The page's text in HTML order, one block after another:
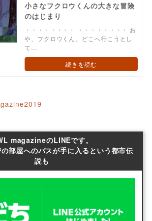
小さなフクロウくんの大きな冒険
のはじまり
・・・・・・・・ ・・・・・・・・ お
や、フクロウくん、どこへ行こうとし
て…
続きを読む
magazineのLINEです。
部屋へのパスが手に入るという都市伝
説も